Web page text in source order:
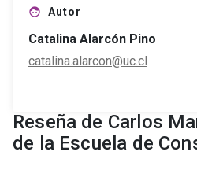
face Autor
Catalina Alarcón Pino
catalina.alarcon@uc.cl
Reseña de Carlos
de la Escuela de